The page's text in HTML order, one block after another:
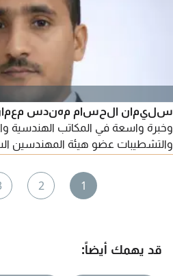
وخبرة واسعة في المكاتب الهندسية
عالية. أقيم في الخرج وجاهز للعمل
1
2
قد يهمك أيضاً: